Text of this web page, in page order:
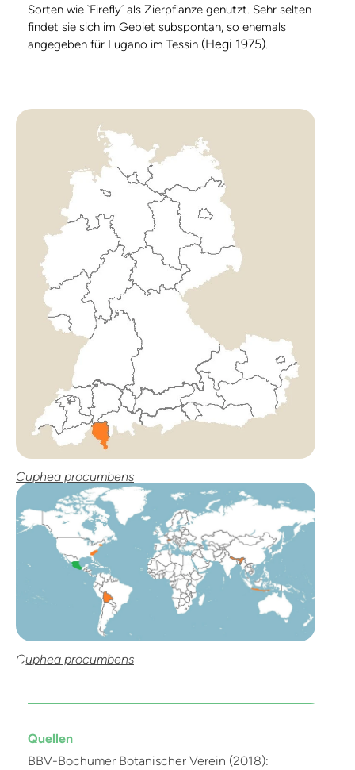
Sorten wie `Firefly´ als Zierpflanze genutzt. Sehr selten
findet sie sich im Gebiet subspontan, so ehemals
angegeben für Lugano im Tessin (Hegi 1975).
Cuphea procumbens
Cuphea procumbens
Quellen
BBV-Bochumer Botanischer Verein (2018):